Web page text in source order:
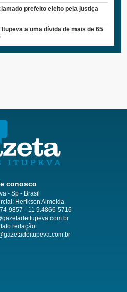
prefeito eleito pela justiça
a uma dívida de mais de 65
conosco
- Sp - Brasil
Herikson Almeida
9857 - 11 9.4866-5716
redação: